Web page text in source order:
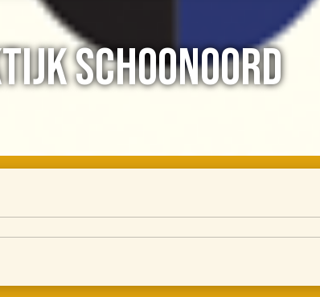
SCHOONOORD